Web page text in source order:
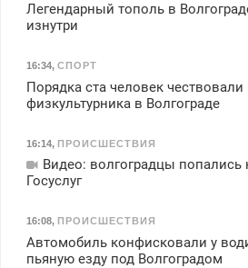
Легендарный тополь в
изнутри
16:34, СПОРТ
Порядка ста человек
физкультурника в Волгограде
16:14, ПРОИСШЕСТВИЯ
Видео: волгоградцы попались
Госуслуг
16:08, ПРОИСШЕСТВИЯ
Автомобиль конфисковали у
пьяную езду под Волгоградом